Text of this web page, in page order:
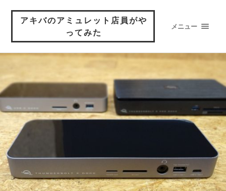
アキバのアミュレット店員がや
ってみた
メニュー